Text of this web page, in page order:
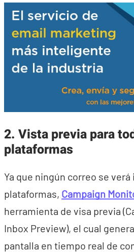
2. Vista previa para
plataformas
Ya que ningún correo se
plataformas, Campaign
herramienta de visa previa
Inbox Preview), el cual
pantalla en tiempo real de